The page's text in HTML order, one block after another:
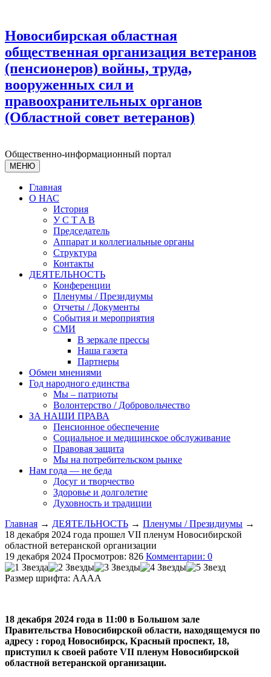
Новосибирская областная
общественная организация ветеранов
(пенсионеров) войны, труда,
вооруженных сил и
правоохранительных органов
(Областной совет ветеранов)
Общественно-информационный портал
МЕНЮ
Главная
О НАС
История
У С T A B
Председатель
Аппарат и коллегиальные органы
Структура
Контакты
ДЕЯТЕЛЬНОСТЬ
Конференции
Пленумы / Президиумы
Отчеты / Документы
События и мероприятия
СМИ
В зеркале прессы
Наша газета
Партнеры
Обмен мнениями
Год народного единства
Мы – патриоты
Волонтерство / Добровольчество
ЗА НАШИ ПРАВА
Пенсионное обеспечение
Социальное и медицинское обслуживание
Правовая защита
Мы на потребительском рынке
Нам года — не беда
Досуг и творчество
Здоровье и долголетие
Духовность и традиции
Главная → ДЕЯТЕЛЬНОСТЬ → Пленумы / Президиумы →
18 декабря 2024 года прошел VII пленум Новосибирской
областной ветеранской организации
19 декабря 2024 Просмотров: 826 Комментарии: 0
Размер шрифта: AAAA
18 декабря 2024 года в 11:00 в Большом зале
Правительства Новосибирской области, находящемуся по
адресу : город Новосибирск, Красный проспект, 18,
приступил к своей работе VII пленум Новосибирской
областной ветеранской организации.